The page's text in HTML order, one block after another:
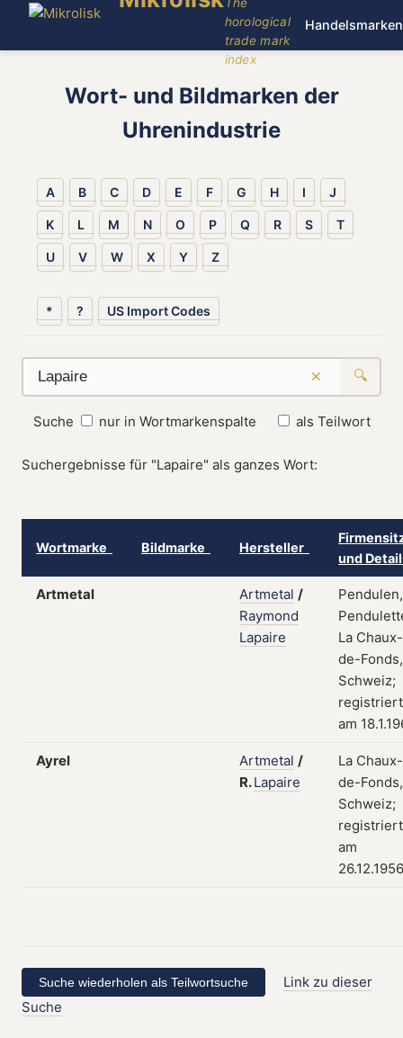
horological
trade mark
index
Handelsmarken
Wort- und Bildmarken der
Uhrenindustrie
A B C D E F G H I J
K L M N O P Q R S T
U V W X Y Z
* ? US Import Codes
× 🔍
Suche nur in Wortmarkenspalte als Teilwort
Suchergebnisse für "Lapaire" als ganzes Wort:
Wortmarke Bildmarke Hersteller
und
Artmetal Artmetal /
Raymond
Lapaire
Pendulen,
La Chaux-
de-Fonds,
Schweiz;
registriert
am
Ayrel Artmetal /
R.Lapaire
La Chaux-
de-Fonds,
Schweiz;
registriert
am
26.12.1956
Link zu dieser
Suche